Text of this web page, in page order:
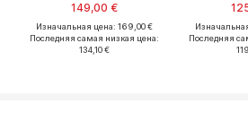
149,00 €
Изначальная цена: 169,00 €
Последняя самая низкая цена:
134,10 €
Последняя